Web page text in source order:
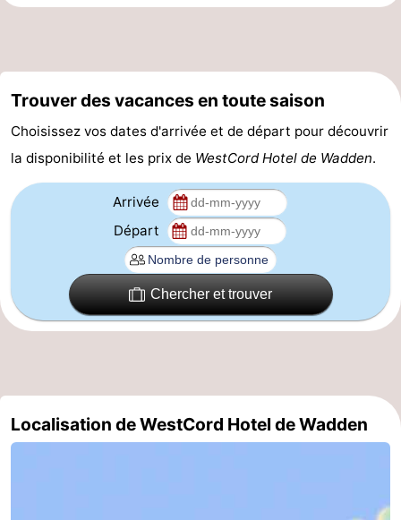
de
la
Frise
-
Schiermonnikoog
-
Ameland
-
Terschelling
-
Trouver des vacances en toute saison
Choisissez vos dates d'arrivée et de départ pour découvrir
la disponibilité et les prix de WestCord Hotel de Wadden.
Arrivée
Départ
Chercher et trouver
Localisation de WestCord Hotel de Wadden